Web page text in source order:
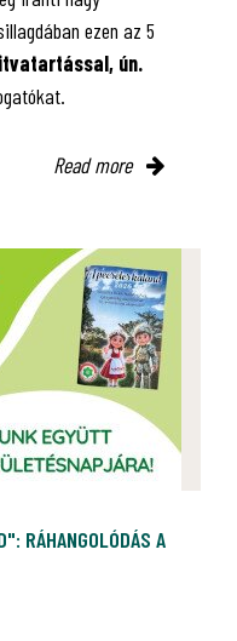
ezen az 5
ún.
Read more
RÁHANGOLÓDÁS A